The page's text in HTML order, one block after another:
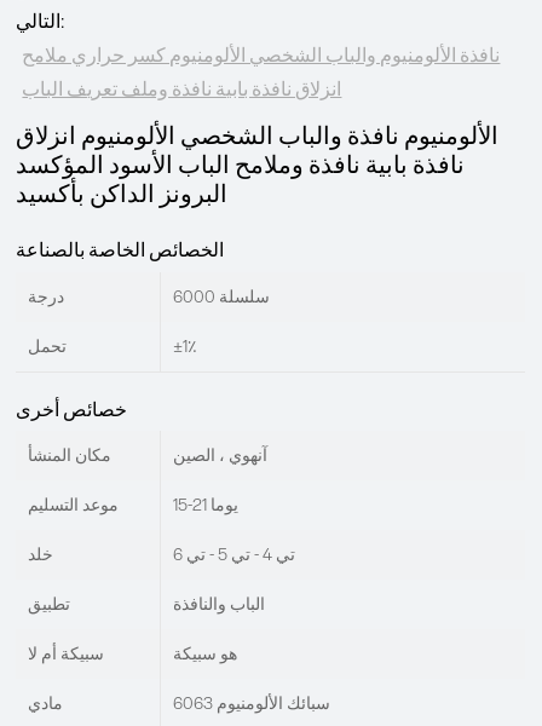
الألومنيوم نافذة والباب الشخصي الألومنيوم انزلاق
نافذة بابية نافذة وملامح الباب الأسود المؤكسد
البرونز الداكن بأكسيد
الخصائص الخاصة بالصناعة
درجة سلسلة 6000
تحمل ±1٪
خصائص أخرى
مكان المنشأ آنهوي ، الصين
موعد التسليم 15-21 يوما
خلد تي 4 - تي 5 - تي 6
تطبيق الباب والنافذة
سبيكة أم لا هو سبيكة
مادي 6063 سبائك الألومنيوم
التالي:
نافذة الألومنيوم والباب الشخصي الألومنيوم كسر حراري ملامح
انزلاق نافذة بابية نافذة وملف تعريف الباب